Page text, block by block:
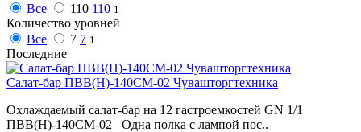
Все
110 110 1
Количество уровней
Все
7 7 1
Последние
Салат-бар ПВВ(Н)-140СМ-02 Чувашторгтехника
Охлаждаемый салат-бар на 12 гастроемкостей GN 1/1
ПВВ(Н)-140СМ-02 Одна полка с лампой пос..